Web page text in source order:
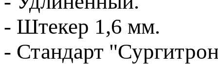
- Штекер 1,6 мм.
- Стандарт